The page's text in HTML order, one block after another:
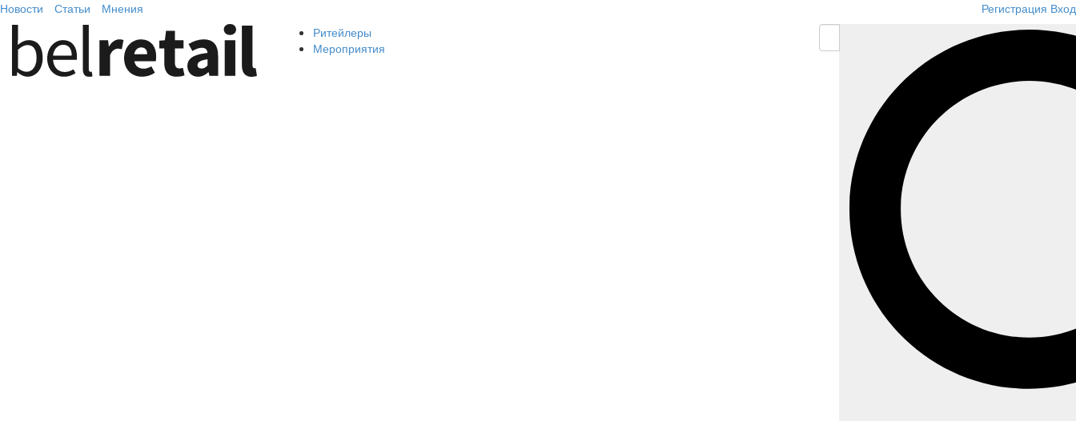
Новости Статьи Мнения Регистрация Вход
Ритейлеры
Мероприятия